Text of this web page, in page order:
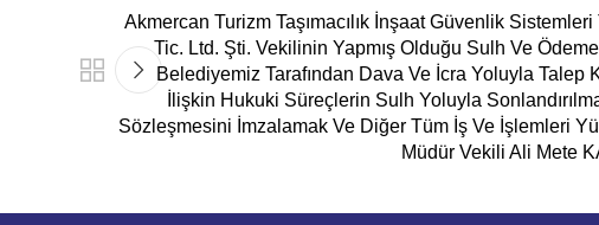
Akmercan Turizm Taşımacılık İnşaat Güvenlik Sistemleri
Tic. Ltd. Şti. Vekilinin Yapmış Olduğu Sulh Ve
Belediyemiz Tarafından Dava Ve İcra Yoluyla Talep
İlişkin Hukuki Süreçlerin Sulh Yoluyla
Sözleşmesini İmzalamak Ve Diğer Tüm İş Ve İşlemleri
Müdür Vekili Ali Mete